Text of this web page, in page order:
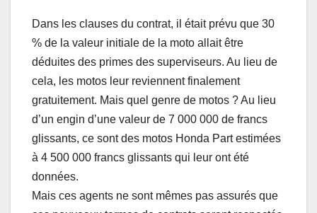
Dans les clauses du contrat, il était prévu que 30
% de la valeur initiale de la moto allait être
déduites des primes des superviseurs. Au lieu de
cela, les motos leur reviennent finalement
gratuitement. Mais quel genre de motos ? Au lieu
d’un engin d’une valeur de 7 000 000 de francs
glissants, ce sont des motos Honda Part estimées
à 4 500 000 francs glissants qui leur ont été
données.
Mais ces agents ne sont mêmes pas assurés que